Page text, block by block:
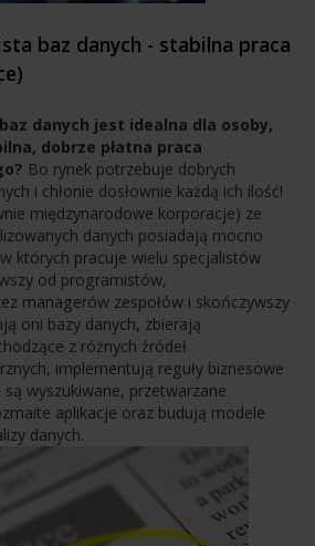
baz danych - stabilna praca
danych jest idealna dla osoby,
dobrze płatna praca
Bo rynek potrzebuje dobrych
i chłonie dosłownie każdą ich ilość!
międzynarodowe korporacje) ze
danych posiadają mocno
których pracuje wielu specjalistów
od programistów,
managerów zespołów i skończywszy
oni bazy danych, zbierają
z różnych źródeł
implementują reguły biznesowe
wyszukiwane, przetwarzane
aplikacje oraz budują modele
danych.